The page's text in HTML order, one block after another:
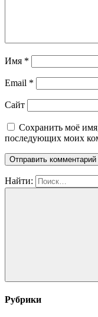
Имя *
Email *
Сайт
Сохранить моё
последующих моих
Найти:
Рубрики